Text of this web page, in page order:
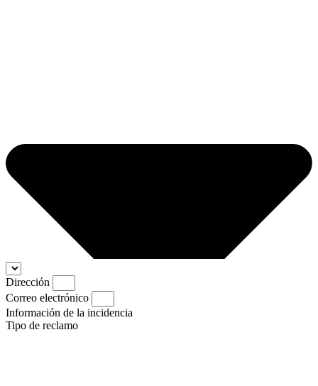
Dirección
Correo electrónico
Información de la incidencia
Tipo de reclamo